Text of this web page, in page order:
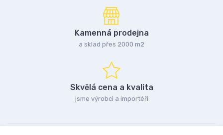
Kamenná prodejna
a sklad přes 2000 m2
Skvělá cena a kvalita
jsme výrobci a importéři